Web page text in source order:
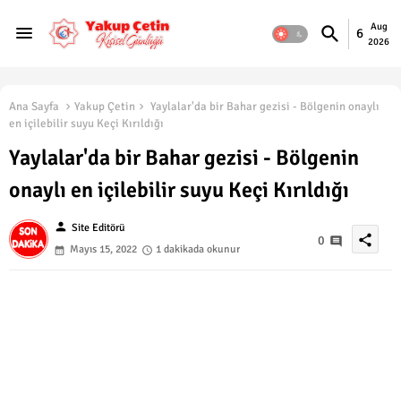
6
Aug
2026
Ana Sayfa Yakup Çetin
Yaylalar'da bir Bahar gezisi - Bölgenin onaylı
en içilebilir suyu Keçi Kırıldığı
Yaylalar'da bir Bahar gezisi - Bölgenin
onaylı en içilebilir suyu Keçi Kırıldığı
person Site Editörü
Mayıs 15, 2022
1 dakikada okunur
0 share